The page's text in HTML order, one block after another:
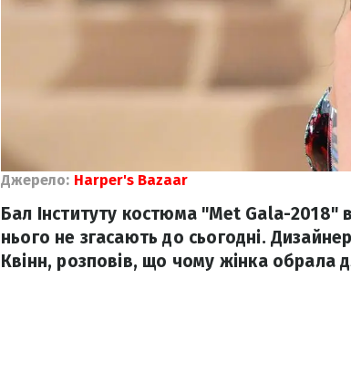
Джерело: Harper's Bazaar
Бал Інституту костюма "Met Gala-2018"
нього не згасають до сьогодні.
Квінн, розповів, що чому жінка обрала